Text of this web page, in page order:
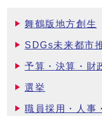
舞鶴版地方創生
SDGs未来都市
予算・決算・財
選挙
職員採用・人事